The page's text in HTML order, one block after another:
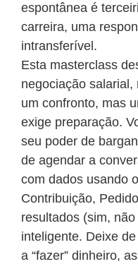
espontânea é
carreira, uma
intransferível.
Esta masterclass
negociação
um confronto, mas
exige preparação.
seu poder de
de agendar a
com dados usando
Contribuição,
resultados (sim,
inteligente. Deixe
a “fazer” dinheiro,